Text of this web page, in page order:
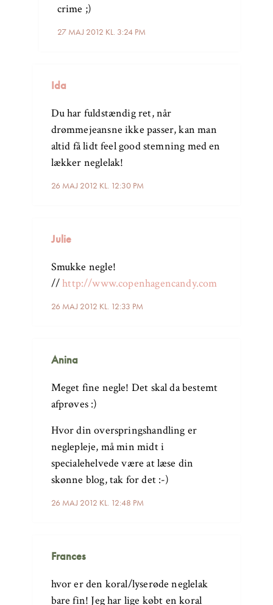
27 MAJ 2012 KL. 3:24 PM
crime ;)
Ida
26 MAJ 2012 KL. 12:30 PM
Du har fuldstændig ret, når
drømmejeansne ikke passer, kan man
altid få lidt feel good stemning med en
lækker neglelak!
Julie
26 MAJ 2012 KL. 12:33 PM
Smukke negle!
//http://www.copenhagencandy.com
Anina
26 MAJ 2012 KL. 12:48 PM
Meget fine negle! Det skal da bestemt
afprøves :)
Hvor din overspringshandling er
neglepleje, må min midt i
specialehelvede være at læse din
skønne blog, tak for det :-)
Frances
hvor er den koral/lyserøde neglelak
bare fin! Jeg har lige købt en koral